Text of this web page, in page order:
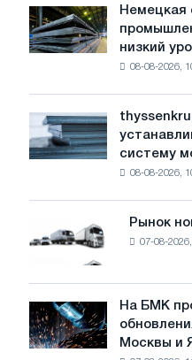
2021
году
Немецкая
сталелитейная
промышленность
предупреждает:
воды
угрожает
безопасности
Немецкая
низкий
08-08-2026,
thyssenkrupp
Rasselstein
устанавливает
фотоэлектрическую
достижения
целей
обезуглероживания
систему
08-08-2026,
Рынок
новых
грузовиков
в
июле
Рынок
07-08-
На
БМК
произвели
На БМК
Москвы и